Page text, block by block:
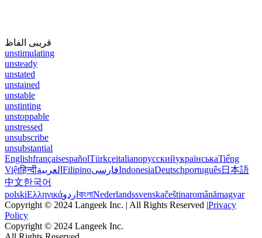
قریبی الفاظ
unstimulating
unsteady
unstated
unstained
unstable
unstinting
unstoppable
unstressed
unsubscribe
unsubstantial
EnglishfrançaisespañolTürkçeitalianoрусскийукраїнськаTiếng
Việtहिन्दीالعربية FilipinoفارسیIndonesiaDeutschportuguês日本語
中文한국어
polskiΕλληνικάاردو বাংলাNederlandssvenskačeštinaromânămagyar
Copyright © 2024 Langeek Inc. | All Rights Reserved |Privacy
Policy
Copyright © 2024 Langeek Inc.